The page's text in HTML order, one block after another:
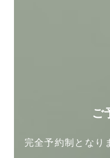
ご
完全予約制となり